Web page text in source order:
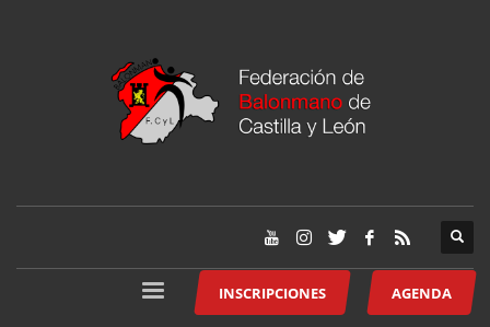
INSCRIPCIONES AGENDA